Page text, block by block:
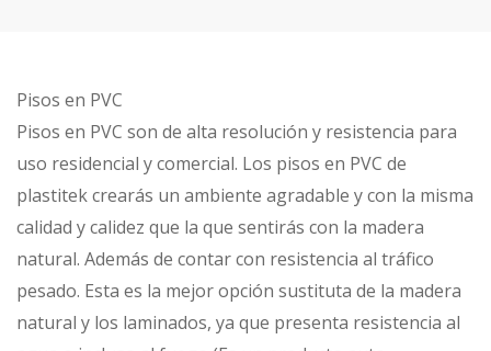
Pisos en PVC
Pisos en PVC son de alta resolución y resistencia para
uso residencial y comercial. Los pisos en PVC de
plastitek crearás un ambiente agradable y con la misma
calidad y calidez que la que sentirás con la madera
natural. Además de contar con resistencia al tráfico
pesado. Esta es la mejor opción sustituta de la madera
natural y los laminados, ya que presenta resistencia al